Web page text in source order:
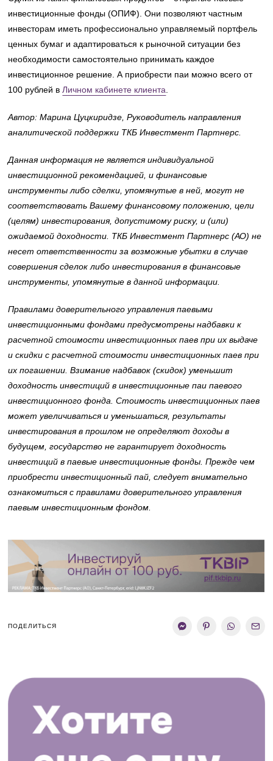
инвестиционные фонды (ОПИФ). Они позволяют частным
инвесторам иметь профессионально управляемый портфель
ценных бумаг и адаптироваться к рыночной ситуации без
необходимости самостоятельно принимать каждое
инвестиционное решение. А приобрести паи можно всего от
100 рублей в Личном кабинете клиента
Автор: Марина Цуцкиридзе, Руководитель направления
аналитической поддержки ТКБ Инвестмент Партнерс.
Данная информация не является индивидуальной
инвестиционной рекомендацией, и финансовые
инструменты либо сделки, упомянутые в ней, могут не
соответствовать Вашему финансовому положению, цели
(целям) инвестирования, допустимому риску, и (или)
ожидаемой доходности. ТКБ Инвестмент Партнерс (АО) не
несет ответственности за возможные убытки в случае
совершения сделок либо инвестирования в финансовые
инструменты, упомянутые в данной информации.
Правилами доверительного управления паевыми
инвестиционными фондами предусмотрены надбавки к
расчетной стоимости инвестиционных паев при их выдаче
и скидки с расчетной стоимости инвестиционных паев при
их погашении. Взимание надбавок (скидок) уменьшит
доходность инвестиций в инвестиционные паи паевого
инвестиционного фонда. Стоимость инвестиционных паев
может увеличиваться и уменьшаться, результаты
инвестирования в прошлом не определяют доходы в
будущем, государство не гарантирует доходность
инвестиций в паевые инвестиционные фонды. Прежде чем
приобрести инвестиционный пай, следует внимательно
ознакомиться с правилами доверительного управления
паевым инвестиционным фондом.
ПОДЕЛИТЬСЯ